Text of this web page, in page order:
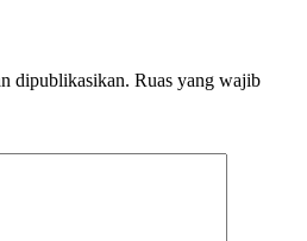
dipublikasikan. Ruas yang wajib